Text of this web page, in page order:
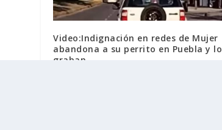
Video:Indignación en redes de Mujer
abandona a su perrito en Puebla y lo
graban